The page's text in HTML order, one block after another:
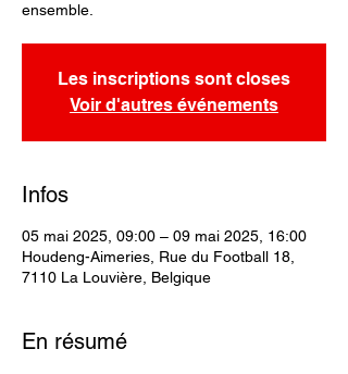
ensemble.
Les inscriptions sont closes
Voir d'autres événements
Infos
05 mai 2025, 09:00 – 09 mai 2025, 16:00
Houdeng-Aimeries, Rue du Football 18,
7110 La Louvière, Belgique
En résumé